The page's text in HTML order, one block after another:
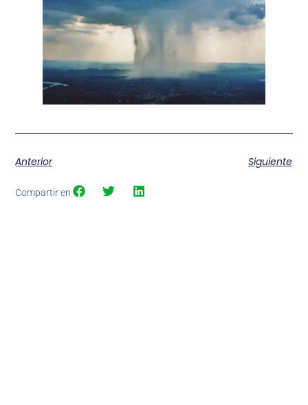
Anterior Siguiente
Compartir en